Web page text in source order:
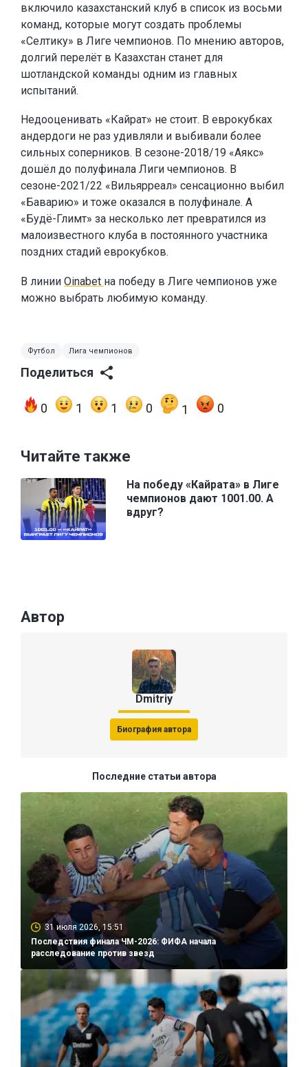
включило казахстанский клуб в список из восьми
команд, которые могут создать проблемы
«Селтику» в Лиге чемпионов. По мнению авторов,
долгий перелёт в Казахстан станет для
шотландской команды одним из главных
испытаний.
Недооценивать «Кайрат» не стоит. В еврокубках
андердоги не раз удивляли и выбивали более
сильных соперников. В сезоне-2018/19 «Аякс»
дошёл до полуфинала Лиги чемпионов. В
сезоне-2021/22 «Вильярреал» сенсационно выбил
«Баварию» и тоже оказался в полуфинале. А
«Будё-Глимт» за несколько лет превратился из
малоизвестного клуба в постоянного участника
поздних стадий еврокубков.
В линии Oinabet на победу в Лиге чемпионов уже
можно выбрать любимую команду.
Футбол Лига чемпионов
Поделиться
0 1 1 0 1 0
Читайте также
На победу «Кайрата» в Лиге
чемпионов дают 1001.00. А
вдруг?
Автор
Dmitriy
Биография автора
Последние статьи автора
31 июля 2026, 15:51
Последствия финала ЧМ-2026: ФИФА начала
расследование против звезд